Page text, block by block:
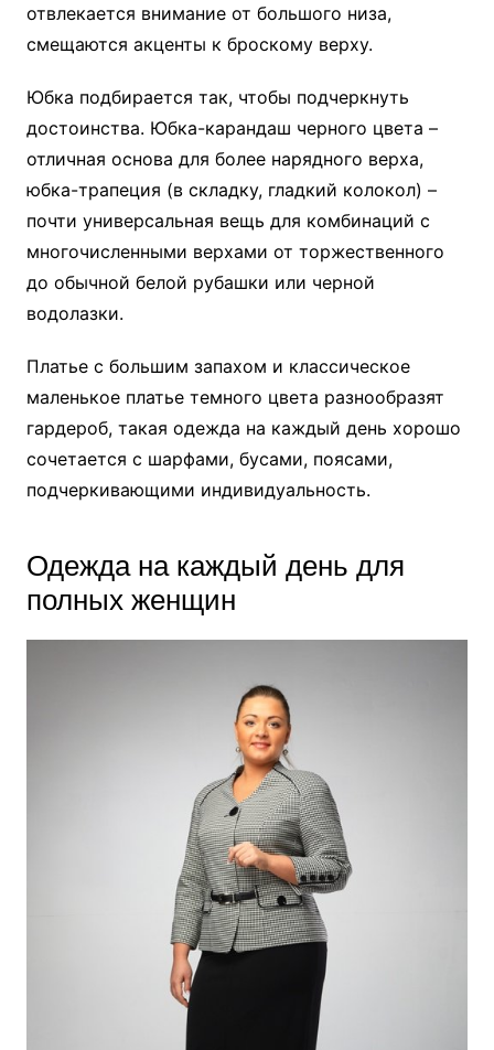
отвлекается внимание от большого низа,
смещаются акценты к броскому верху.
Юбка подбирается так, чтобы подчеркнуть
достоинства. Юбка-карандаш черного цвета –
отличная основа для более нарядного верха,
юбка-трапеция (в складку, гладкий колокол) –
почти универсальная вещь для комбинаций с
многочисленными верхами от торжественного
до обычной белой рубашки или черной
водолазки.
Платье с большим запахом и классическое
маленькое платье темного цвета разнообразят
гардероб, такая одежда на каждый день хорошо
сочетается с шарфами, бусами, поясами,
подчеркивающими индивидуальность.
Одежда на каждый день для
полных женщин